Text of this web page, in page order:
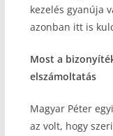
kezelés gyanúja
azonban itt is
Most a
elszámoltatás
Magyar Péter
az volt, hogy